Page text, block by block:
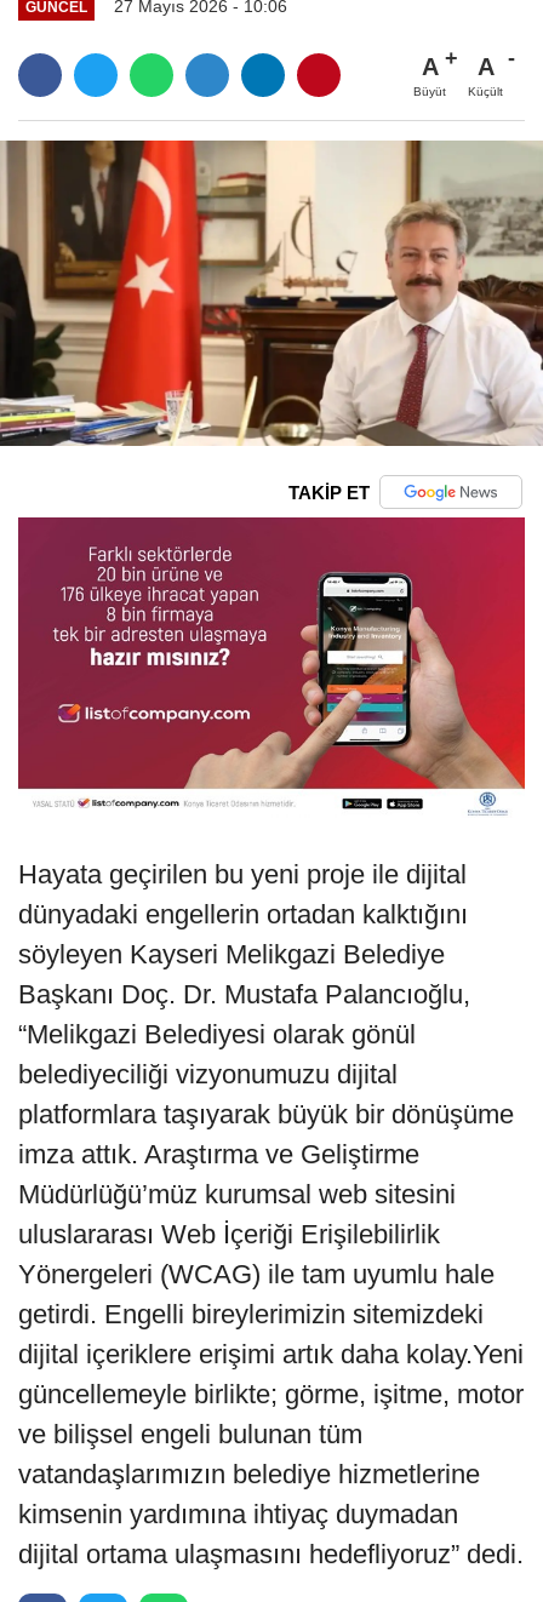
GÜNCEL 27 Mayıs 2026 - 10:06
A
Büyüt
A
Küçült
TAKİP ET
Hayata geçirilen bu yeni proje ile dijital
dünyadaki engellerin ortadan kalktığını
söyleyen Kayseri Melikgazi Belediye
Başkanı Doç. Dr. Mustafa Palancıoğlu,
“Melikgazi Belediyesi olarak gönül
belediyeciliği vizyonumuzu dijital
platformlara taşıyarak büyük bir dönüşüme
imza attık. Araştırma ve Geliştirme
Müdürlüğü’müz kurumsal web sitesini
uluslararası Web İçeriği Erişilebilirlik
Yönergeleri (WCAG) ile tam uyumlu hale
getirdi. Engelli bireylerimizin sitemizdeki
dijital içeriklere erişimi artık daha kolay.Yeni
güncellemeyle birlikte; görme, işitme, motor
ve bilişsel engeli bulunan tüm
vatandaşlarımızın belediye hizmetlerine
kimsenin yardımına ihtiyaç duymadan
dijital ortama ulaşmasını hedefliyoruz” dedi.